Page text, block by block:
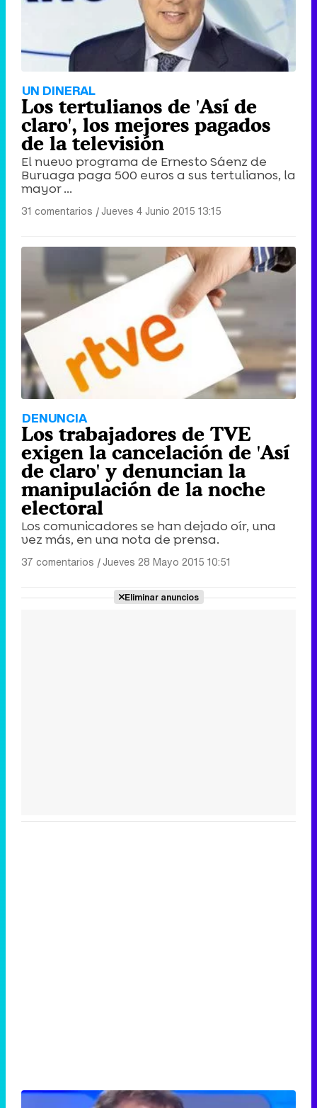
UN DINERAL
Los tertulianos de 'Así de
claro', los mejores pagados
de la televisión
El nuevo programa de Ernesto Sáenz de
Buruaga paga 500 euros a sus tertulianos, la
mayor ...
31 comentarios |Jueves 4 Junio 2015 13:15
DENUNCIA
Los trabajadores de TVE
exigen la cancelación de 'Así
de claro' y denuncian la
manipulación de la noche
electoral
Los comunicadores se han dejado oír, una
vez más, en una nota de prensa.
37 comentarios |Jueves 28 Mayo 2015 10:51
Eliminar anuncios